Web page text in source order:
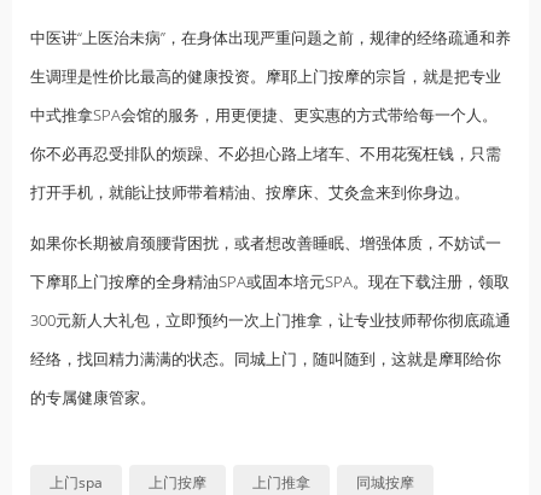
中医讲“上医治未病”，在身体出现严重问题之前，规律的经络疏通和养
生调理是性价比最高的健康投资。摩耶上门按摩的宗旨，就是把专业
中式推拿SPA会馆的服务，用更便捷、更实惠的方式带给每一个人。
你不必再忍受排队的烦躁、不必担心路上堵车、不用花冤枉钱，只需
打开手机，就能让技师带着精油、按摩床、艾灸盒来到你身边。
如果你长期被肩颈腰背困扰，或者想改善睡眠、增强体质，不妨试一
下摩耶上门按摩的全身精油SPA或固本培元SPA。现在下载注册，领取
300元新人大礼包，立即预约一次上门推拿，让专业技师帮你彻底疏通
经络，找回精力满满的状态。同城上门，随叫随到，这就是摩耶给你
的专属健康管家。
上门spa 上门按摩 上门推拿 同城按摩